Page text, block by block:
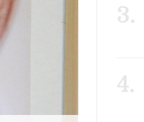
3.
4.